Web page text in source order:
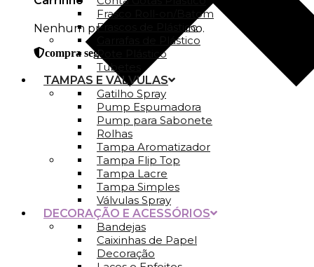
Nenhum produto no carrinho.
compra segura
Frasco Roll-on/Batom
Frascos de Plástico
Garrafas de Plástico
Pote Plástico
Tubetes
TAMPAS E VÁLVULAS
Gatilho Spray
Pump Espumadora
Pump para Sabonete
Rolhas
Tampa Aromatizador
Tampa Flip Top
Tampa Lacre
Tampa Simples
Válvulas Spray
DECORAÇÃO E ACESSÓRIOS
Bandejas
Caixinhas de Papel
Decoração